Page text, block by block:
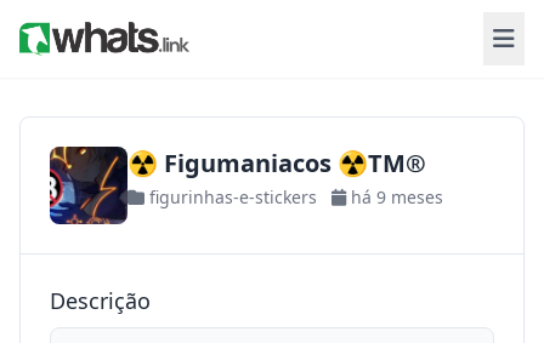
☢ Figumaniacos ☢TM®
figurinhas-e-stickers há 9 meses
Descrição